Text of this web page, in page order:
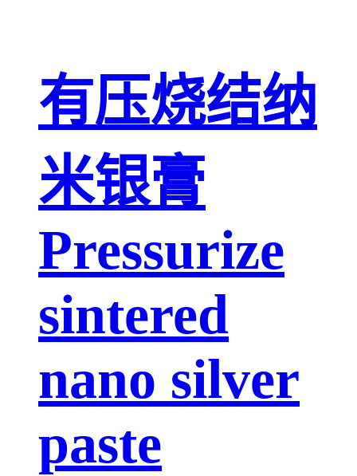
有压烧结纳
米银膏
Pressurize
sintered
nano silver
paste